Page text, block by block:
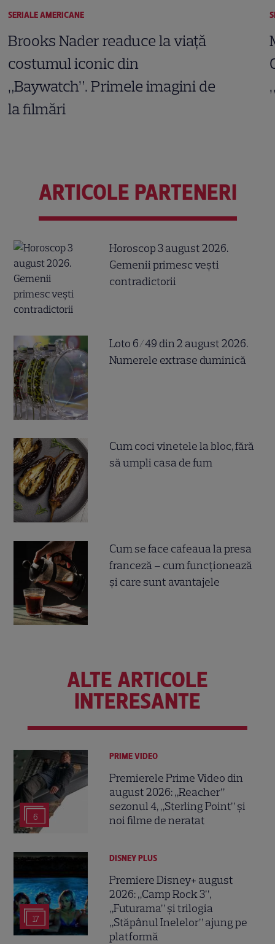
SERIALE AMERICANE
Brooks Nader readuce la viață
costumul iconic din
„Baywatch”. Primele imagini de
la filmări
ARTICOLE PARTENERI
Horoscop 3 august 2026.
Gemenii primesc vești
contradictorii
Loto 6/49 din 2 august 2026.
Numerele extrase duminică
Cum coci vinetele la bloc, fără
să umpli casa de fum
Cum se face cafeaua la presa
franceză – cum funcționează
și care sunt avantajele
ALTE ARTICOLE
INTERESANTE
6
PRIME VIDEO
Premierele Prime Video din
august 2026: „Reacher”
sezonul 4, „Sterling Point” și
noi filme de neratat
17
DISNEY PLUS
Premiere Disney+ august
2026: „Camp Rock 3”,
„Futurama” și trilogia
„Stăpânul Inelelor” ajung pe
platformă